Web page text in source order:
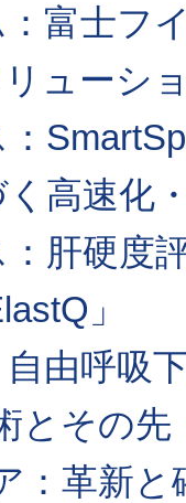
富士フ
ューシ
高速化
肝硬度
」
由呼吸
とその先
：革新